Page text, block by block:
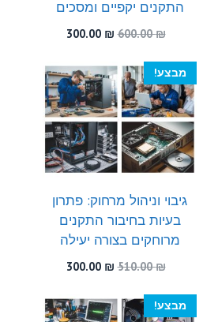
התקנים יקפיים ומסכים
600.00₪
המחיר
היה:
600.00 ₪.
300.00 ₪
הוא:
300.00 ₪.
מבצע!
גיבוי וניהול מרחוק: פתרון
בעיות בחיבור התקנים
מרוחקים בצורה יעילה
510.00₪
המחיר
היה:
510.00 ₪.
300.00 ₪
הוא:
300.00 ₪.
מבצע!